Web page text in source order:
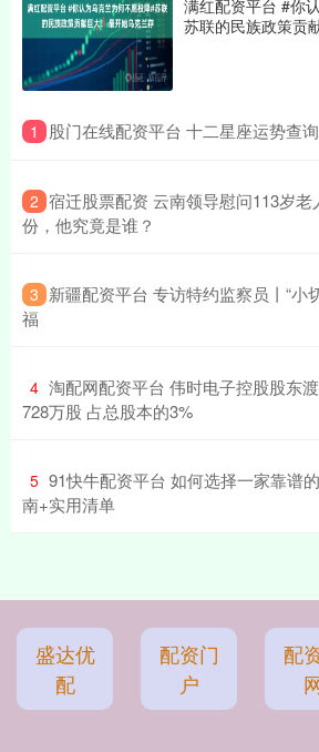
满红配资平台 #你
苏联的民族政策贡
1 股门在线配资平台 十二星座运势查
2 宿迁股票配资 云南领导慰问113岁
份，他究竟是谁？
3 新疆配资平台 专访特约监察员丨“小
福
4 淘配网配资平台 伟时电子控股股东
728万股 占总股本的3%
5 ​91快牛配资平台 如何选择一家靠谱
南+实用清单
盛达优
配
配资门
户
配